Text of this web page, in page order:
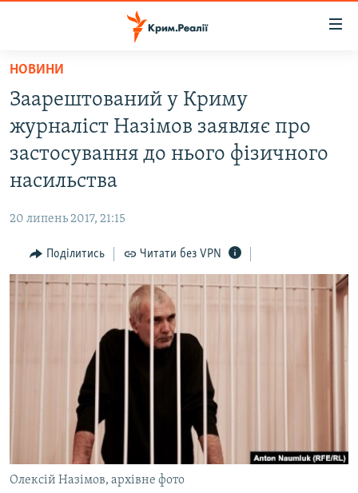
Перейти
основного
матеріалу
Перейти
до
основної
Перейти
пошуку
ВОДА.КРИМ
ВІДЕО ТА ФОТО
ІНТЕРВ'Ю
ВСЕ ЗА ДЕНЬ
ВІДЕОУРОКИ «ELIFBE»
СВІДЧЕННЯ ОКУПАЦІЇ
УКРАЇНСЬКА ПРОБЛЕМА КРИМУ
ІНФОГРАФІКА
ЯК ОБІЙТИ БЛОКУВАННЯ
Qırımtatar
ДОЛУЧАЙСЯ!
НОВИНИ
Заарештований у Криму
журналіст Назімов заявляє про
застосування до нього фізичного
насильства
20 липень 2017, 21:15
Поділитись Читати без VPN
Олексій Назімов, архівне фото